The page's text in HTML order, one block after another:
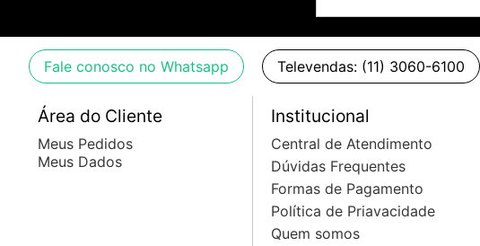
- Captador do braço: VSP3n - Split Single Coil (cerâmico)
- Captador da ponte: VSC3b - Single Coil (cerâmico)
- Controles: Volume do braço, Volume da ponte, Tonalidade master
- Ponte: Vintage Style com sistema Body Thru Stringing
- Tarraxas: Die-cast (leves)
- Captação: Passiva
Fale conosco no Whatsapp Televendas: (11) 3060-6100
Área do Cliente
Meus Pedidos
Meus Dados
Institucional
Central de Atendimento
Dúvidas Frequentes
Formas de Pagamento
Política de Priavacidade
Quem somos